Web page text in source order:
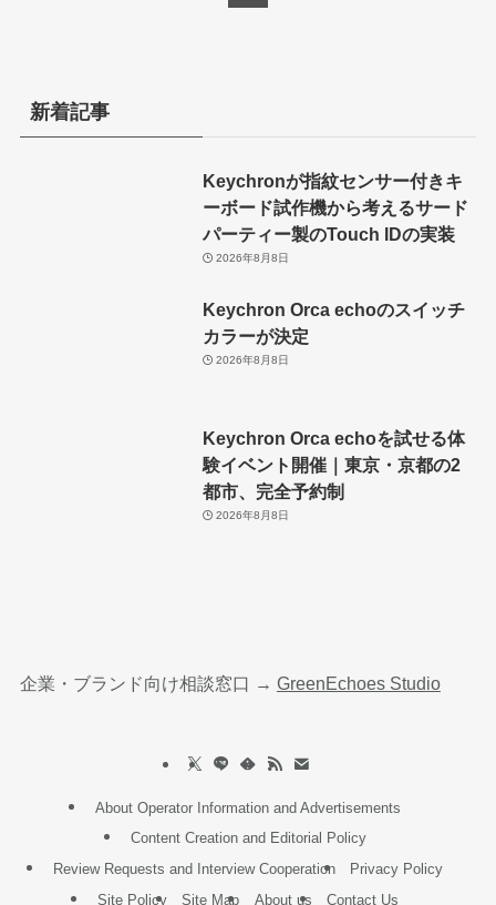
新着記事
Keychronが指紋センサー付きキ
ーボード試作機から考えるサード
パーティー製のTouch IDの実装
2026年8月8日
Keychron Orca echoのスイッチ
カラーが決定
2026年8月8日
Keychron Orca echoを試せる体
験イベント開催｜東京・京都の2
都市、完全予約制
2026年8月8日
企業・ブランド向け相談窓口 → GreenEchoes Studio
About Operator Information and Advertisements
Content Creation and Editorial Policy
Review Requests and Interview Cooperation
Privacy Policy
Site Policy
Site Map About us Contact Us